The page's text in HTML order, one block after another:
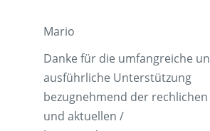
Mario
Danke für die umfangreiche
ausführliche Unterstützung
bezugnehmend der
und aktuellen /